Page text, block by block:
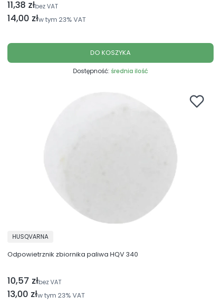
Cena brutto
14,00 złw tym 23% VAT
Cena netto
11,38 złbez VAT
DO KOSZYKA
Dostępność: średnia ilość
Odpowietrznik zbiornika paliwa HQV 340
PRODUCENT
HUSQVARNA
Cena brutto
13,00 złw tym 23% VAT
Cena netto
10,57 złbez VAT